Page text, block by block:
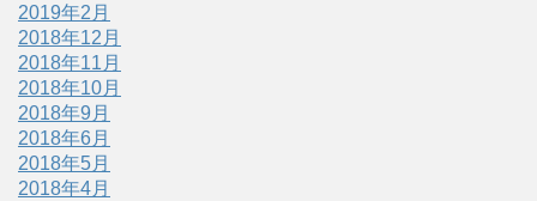
2019年2月
2018年12月
2018年11月
2018年10月
2018年9月
2018年6月
2018年5月
2018年4月